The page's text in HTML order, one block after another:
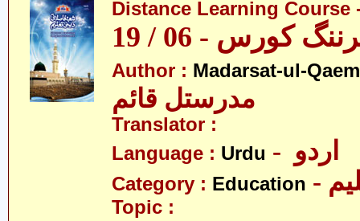
Distance Learning Course
کورس - 06 / 19
Author : Madarsat-ul-
مدرستل قائم
Translator :
Language : Urdu
Category : Education
Topic :